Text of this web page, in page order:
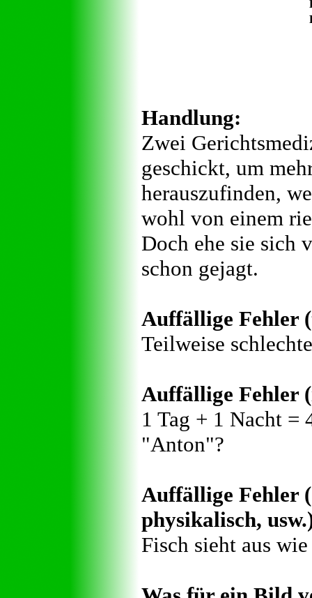
Handlung:
Zwei
geschickt, um
herauszufinden,
wohl von einem
Doch ehe sie sich
schon gejagt.
Auffällige Fehler
Teilweise
Auffällige Fehler
1 Tag + 1 Nacht =
"Anton"?
Auffällige Fehler
physikalisch,
Fisch sieht aus